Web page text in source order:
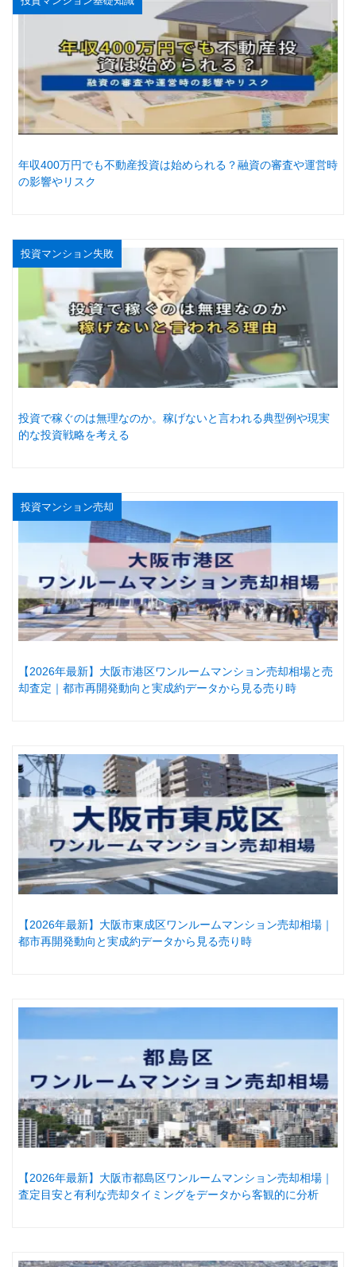
年収400万円でも不動産投資は始められる？融資の審査や運営時
の影響やリスク
投資マンション失敗
投資で稼ぐのは無理なのか。稼げないと言われる典型例や現実
的な投資戦略を考える
投資マンション売却
【2026年最新】大阪市港区ワンルームマンション売却相場と売
却査定｜都市再開発動向と実成約データから見る売り時
【2026年最新】大阪市東成区ワンルームマンション売却相場｜
都市再開発動向と実成約データから見る売り時
【2026年最新】大阪市都島区ワンルームマンション売却相場｜
査定目安と有利な売却タイミングをデータから客観的に分析